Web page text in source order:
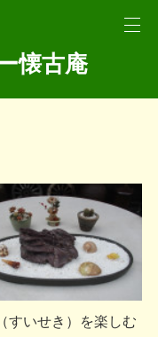
懐古庵
すいせき）を楽しむ